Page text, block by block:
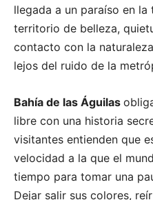
llegada a un paraíso en
territorio de belleza,
contacto con la
lejos del ruido de la
Bahía de las Águilas
libre con una historia
visitantes entienden que
velocidad a la que el
tiempo para tomar una
Dejar salir sus colores,